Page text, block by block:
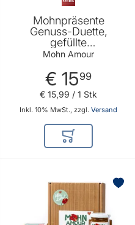
Mohnpräsente
Genuss-Duette,
gefüllte
Mohnschokolade &
Amour
Mohn Amour
€ 1599
Inkl. 10% MwSt., zzgl. Versand
€ 15,99 / 1 Stk
In den Warenkorb